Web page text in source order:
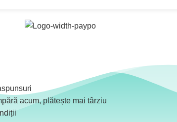
acum, plătește mai târziu